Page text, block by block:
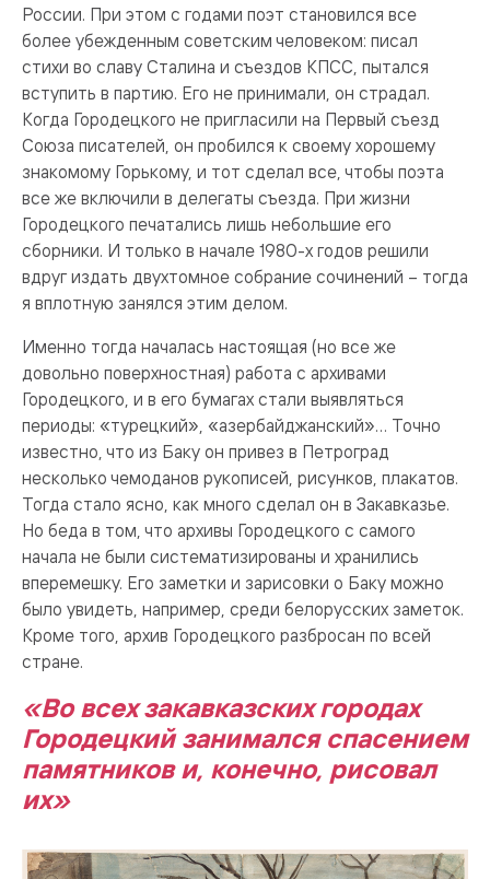
России. При этом с годами поэт становился все
более убежденным советским человеком: писал
стихи во славу Сталина и съездов КПСС, пытался
вступить в партию. Его не принимали, он страдал.
Когда Городецкого не пригласили на Первый съезд
Союза писателей, он пробился к своему хорошему
знакомому Горькому, и тот сделал все, чтобы поэта
все же включили в делегаты съезда. При жизни
Городецкого печатались лишь небольшие его
сборники. И только в начале 1980-х годов решили
вдруг издать двухтомное собрание сочинений – тогда
я вплотную занялся этим делом.
Именно тогда началась настоящая (но все же
довольно поверхностная) работа с архивами
Городецкого, и в его бумагах стали выявляться
периоды: «турецкий», «азербайджанский»… Точно
известно, что из Баку он привез в Петроград
несколько чемоданов рукописей, рисунков, плакатов.
Тогда стало ясно, как много сделал он в Закавказье.
Но беда в том, что архивы Городецкого с самого
начала не были систематизированы и хранились
вперемешку. Его заметки и зарисовки о Баку можно
было увидеть, например, среди белорусских заметок.
Кроме того, архив Городецкого разбросан по всей
стране.
«Во всех закавказских городах
Городецкий занимался спасением
памятников и, конечно, рисовал
их»